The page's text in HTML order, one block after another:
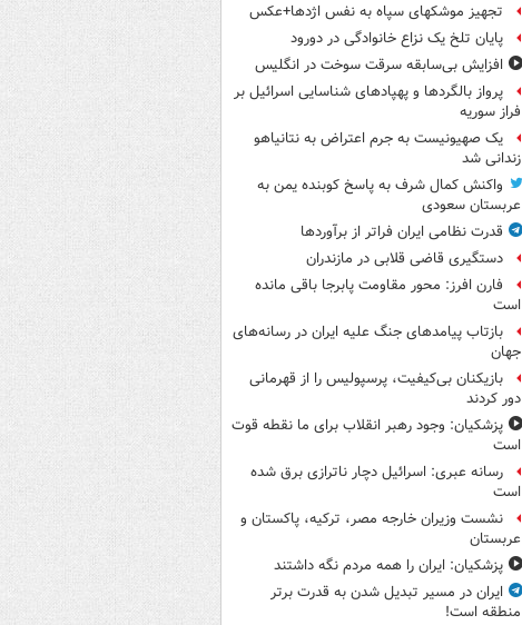
تجهیز موشکهای سپاه به نفس اژدها+عکس
پایان تلخ یک نزاع خانوادگی در دورود
افزایش بی‌سابقه سرقت سوخت در انگلیس
پرواز بالگردها و پهپادهای شناسایی اسرائیل بر
فراز سوریه
یک صهیونیست به جرم اعتراض به نتانیاهو
زندانی شد
واکنش کمال شرف به پاسخ کوبنده یمن به
عربستان سعودی
قدرت نظامی ایران فراتر از برآوردها
دستگیری قاضی قلابی در مازندران
فارن افرز: محور مقاومت پابرجا باقی مانده
است
بازتاب پیامدهای جنگ علیه ایران در رسانه‌های
جهان
بازیکنان بی‌کیفیت، پرسپولیس را از قهرمانی
دور کردند
پزشکیان: وجود رهبر انقلاب برای ما نقطه قوت
است
رسانه عبری: اسرائیل دچار ناترازی برق شده
است
نشست وزیران خارجه مصر، ترکیه، پاکستان و
عربستان
پزشکیان: ایران را همه مردم نگه داشتند
ایران در مسیر تبدیل شدن به قدرت برتر
منطقه است!